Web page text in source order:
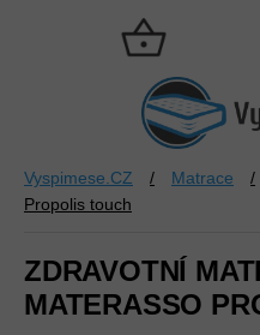
NÁKUPNÍ
KOŠÍK
Vyspimese.CZ / Matrace /
Propolis touch
ZDRAVOTNÍ
MATERASSO